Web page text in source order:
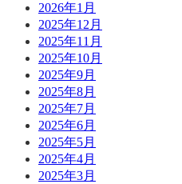
2026年1月
2025年12月
2025年11月
2025年10月
2025年9月
2025年8月
2025年7月
2025年6月
2025年5月
2025年4月
2025年3月